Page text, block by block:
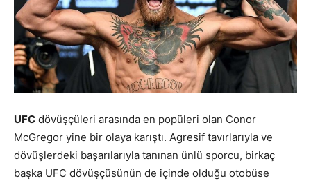
UFC dövüşçüleri arasında en popüleri olan Conor
McGregor yine bir olaya karıştı. Agresif tavırlarıyla ve
dövüşlerdeki başarılarıyla tanınan ünlü sporcu, birkaç
başka UFC dövüşçüsünün de içinde olduğu otobüse